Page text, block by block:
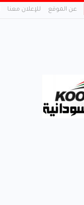
عن الموقع للإعلان معنا